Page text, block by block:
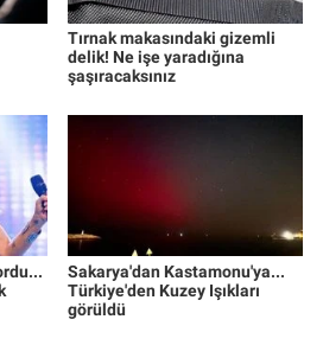
Tırnak makasındaki gizemli
delik! Ne işe yaradığına
şaşıracaksınız
Sakarya'dan Kastamonu'ya...
Türkiye'den Kuzey Işıkları
görüldü